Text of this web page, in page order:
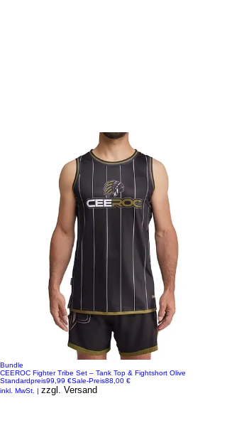
Bundle
CEEROC Fighter Tribe Set – Tank Top & Fightshort Olive
Standardpreis99,99 €Sale-Preis88,00 €
inkl. MwSt. | zzgl. Versand